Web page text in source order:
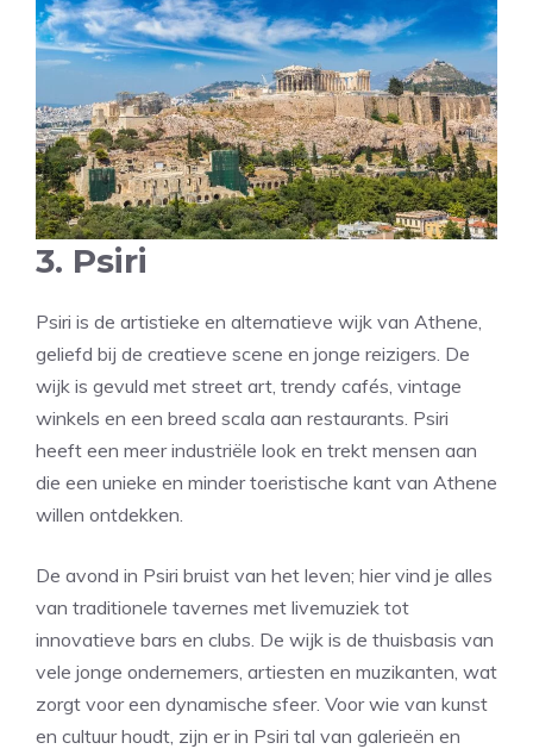
3. Psiri
Psiri is de artistieke en alternatieve wijk van Athene,
geliefd bij de creatieve scene en jonge reizigers. De
wijk is gevuld met street art, trendy cafés, vintage
winkels en een breed scala aan restaurants. Psiri
heeft een meer industriële look en trekt mensen aan
die een unieke en minder toeristische kant van Athene
willen ontdekken.
De avond in Psiri bruist van het leven; hier vind je alles
van traditionele tavernes met livemuziek tot
innovatieve bars en clubs. De wijk is de thuisbasis van
vele jonge ondernemers, artiesten en muzikanten, wat
zorgt voor een dynamische sfeer. Voor wie van kunst
en cultuur houdt, zijn er in Psiri tal van galerieën en